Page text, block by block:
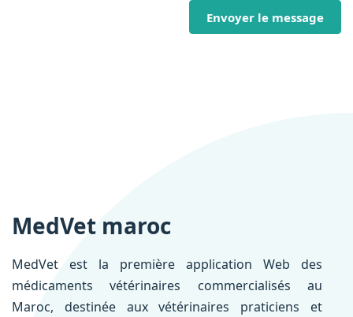
Envoyer le message
MedVet maroc
MedVet est la première application Web des
médicaments vétérinaires commercialisés au
Maroc, destinée aux vétérinaires praticiens et